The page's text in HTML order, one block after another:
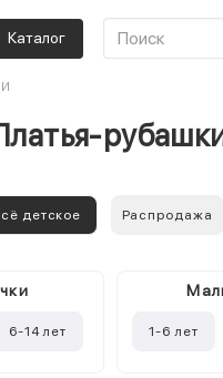
Каталог
детское Распродажа
6-14 лет 1-6 лет